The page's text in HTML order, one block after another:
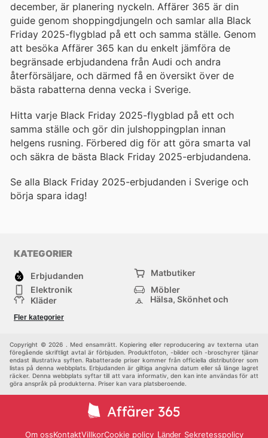
december, är planering nyckeln. Affärer 365 är din
guide genom shoppingdjungeln och samlar alla Black
Friday 2025-flygblad på ett och samma ställe. Genom
att besöka Affärer 365 kan du enkelt jämföra de
begränsade erbjudandena från Audi och andra
återförsäljare, och därmed få en översikt över de
bästa rabatterna denna vecka i Sverige.
Hitta varje Black Friday 2025-flygblad på ett och
samma ställe och gör din julshoppingplan innan
helgens rusning. Förbered dig för att göra smarta val
och säkra de bästa Black Friday 2025-erbjudandena.
Se alla Black Friday 2025-erbjudanden i Sverige och
börja spara idag!
KATEGORIER
Erbjudanden
Matbutiker
Elektronik
Möbler
Kläder
Hälsa, Skönhet och
Bygg & Trädgård
Fler kategorier
Copyright © 2026 . Med ensamrätt. Kopiering eller reproducering av texterna utan
föregående skriftligt avtal är förbjuden. Produktfoton, -bilder och -broschyrer tjänar
endast illustrativa syften. Rabatterade priser kommer från officiella distributörer som
listas på denna webbplats. Erbjudanden är giltiga angivna datum eller så länge lagret
räcker. Denna webbplats syftar till att vara informativ, den kan inte användas för att
göra anspråk på produkterna. Priser kan vara platsberoende.
Om ossKontaktVillkorCookie policy Länder Sekretesspolicy